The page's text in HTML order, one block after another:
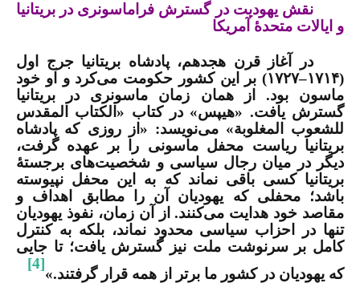
نقش یهودیت در گسترش فراماسونری در بریتانیا
و ایالات متحدۀ آمریکا
در آغاز قرن هجدهم، پادشاه بریتانیا جرج اول
(۱۷۱۴–۱۷۲۷) بر این کشور حکومت می‌کرد و او خود
ماسون بود. از همان زمان ماسونری در بریتانیا
گسترش یافت. «هیپس» در کتاب «الكتاب المقدس
للشعوب المغلوبة» می‌نویسد: «از روزی که پادشاه
بریتانیا ریاست محفل ماسونی را بر عهده گرفت،
دیگر در میان رجال سیاسی و شخصیت‌های برجستۀ
بریتانیا کسی باقی نماند که به این محفل نپیوسته
باشد؛ محفلی که یهودیان آن را مطابق اهداف و
مقاصد خود هدایت می‌کنند.از آن زمان، نفوذ یهودیان
تنها در احزاب سیاسی محدود نماند، بلکه به کنترل
کامل بر سرنوشت ملت نیز گسترش یافت؛ تا جایی
که یهودیان در کشور ما برتر از همه قرار گرفتند.
»
[4]